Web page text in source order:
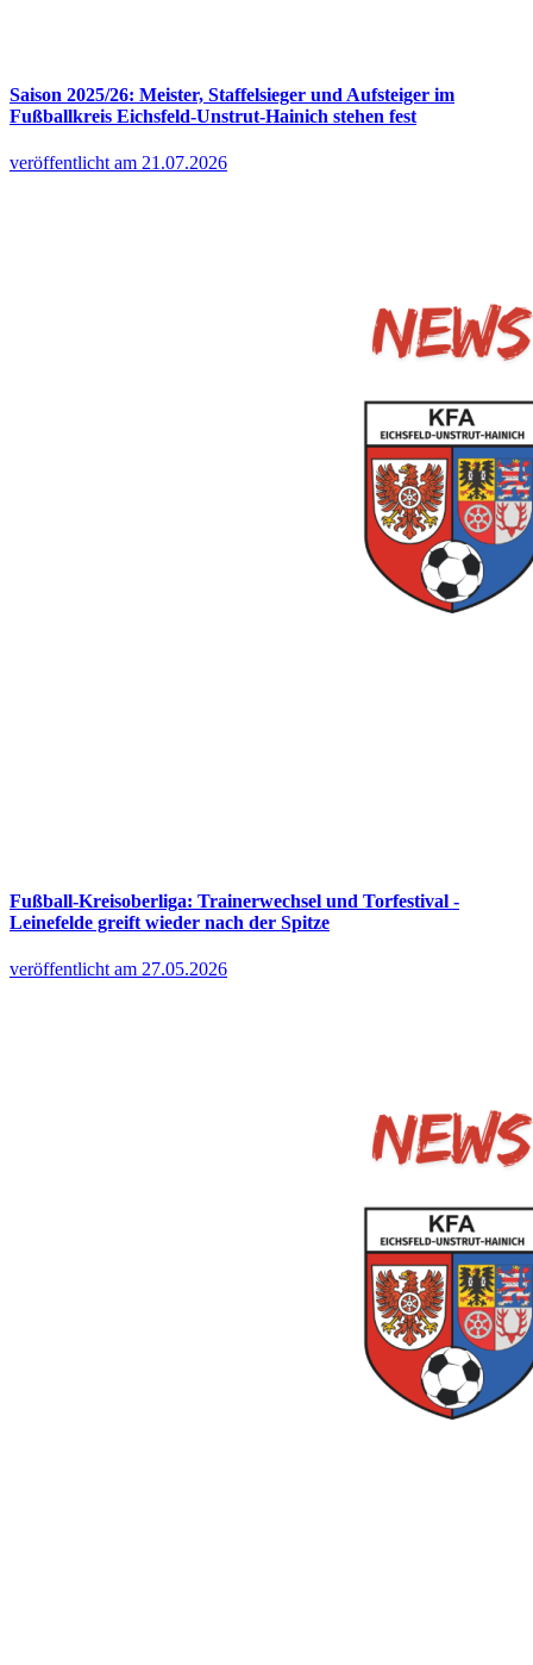
Saison 2025/26: Meister, Staffelsieger und Aufsteiger im
Fußballkreis Eichsfeld-Unstrut-Hainich stehen fest
veröffentlicht am 21.07.2026
Fußball-Kreisoberliga: Trainerwechsel und Torfestival -
Leinefelde greift wieder nach der Spitze
veröffentlicht am 27.05.2026